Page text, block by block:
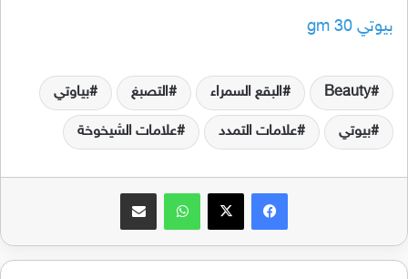
بيوتي 30 gm
Beauty البقع السمراء التصبغ بياوتي
بيوتي علامات التمدد علامات الشيخوخة
فيسبوك واتساب